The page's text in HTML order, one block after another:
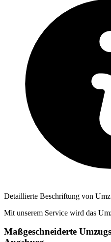
Detaillierte Beschriftung von
Mit unserem Service wird das
Maßgeschneiderte